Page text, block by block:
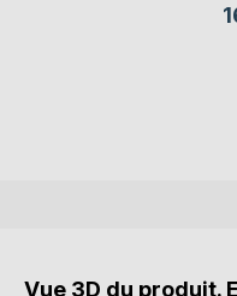
Vue 3D du produit.